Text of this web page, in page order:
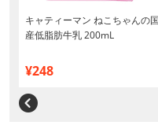
キャティーマン ねこちゃんの国
産低脂肪牛乳 200mL
¥248